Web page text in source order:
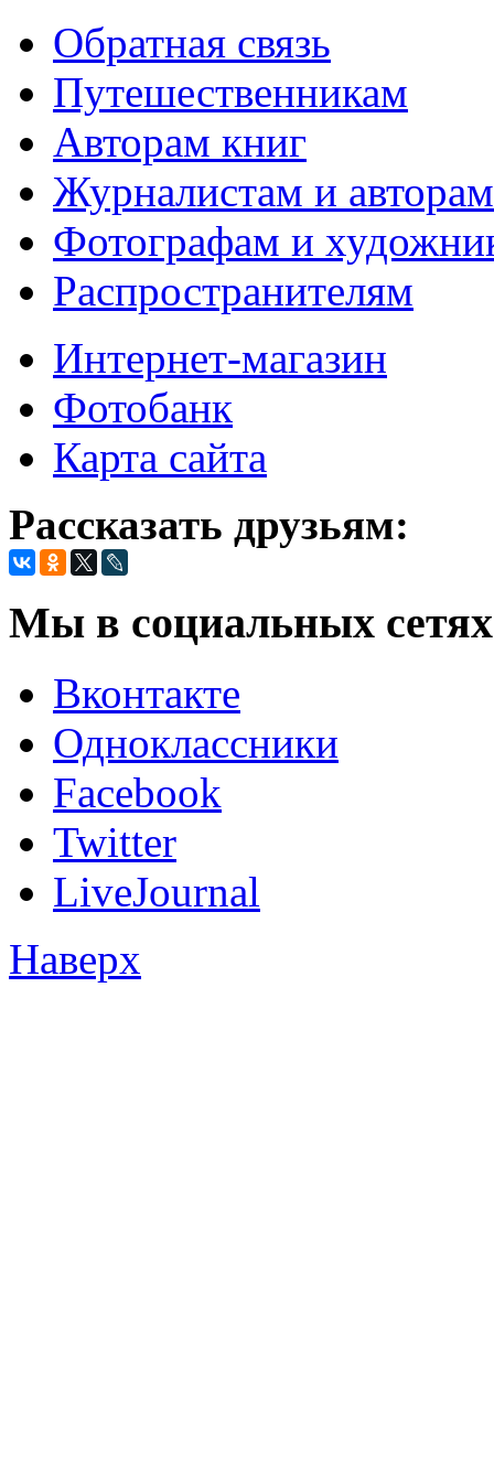
Обратная связь
Путешественникам
Авторам книг
Журналистам и авторам
Фотографам и
Распространителям
Интернет-магазин
Фотобанк
Карта сайта
Рассказать друзьям:
Мы в социальных
Вконтакте
Одноклассники
Facebook
Twitter
LiveJournal
Наверх